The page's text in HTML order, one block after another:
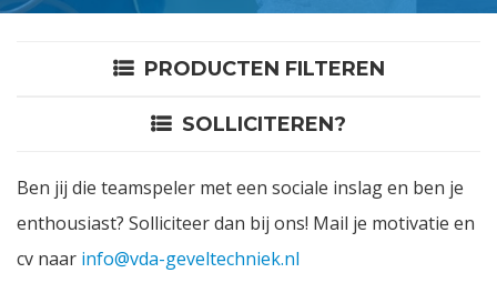
Offerte
Login
Vacatures
PRODUCTEN FILTEREN
SOLLICITEREN?
Ben jij die teamspeler met een sociale inslag en ben je
enthousiast? Solliciteer dan bij ons! Mail je motivatie en
cv naar info@vda-geveltechniek.nl